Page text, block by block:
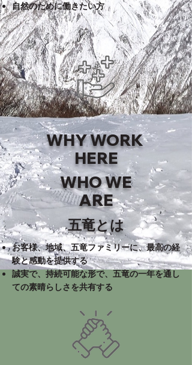
自然のために働きたい方
WHY WORK
HERE
WHO WE
ARE
五竜とは
お客様、地域、五竜ファミリーに、最高の経
験と感動を提供する
誠実で、持続可能な形で、五竜の一年を通し
ての素晴らしさを共有する